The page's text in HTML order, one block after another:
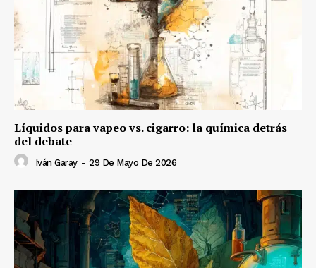
Líquidos para vapeo vs. cigarro: la química detrás
del debate
Iván Garay - 29 De Mayo De 2026